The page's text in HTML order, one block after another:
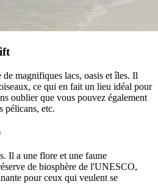
magnifiques lacs, oasis et îles. Il
ce qui en fait un lieu idéal pour
oublier que vous pouvez également
pélicans, etc.
Il a une flore et une faune
de biosphère de l'UNESCO,
pour ceux qui veulent se